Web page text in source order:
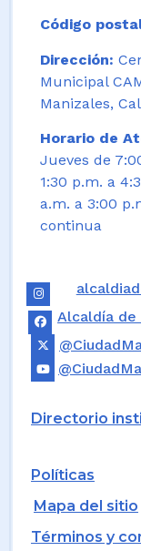
Código
Dirección:
Municipal
Manizales,
Horario de
Jueves de
1:30 p.m. a
a.m. a 3:00
continua
Alcaldía de
Directorio
Políticas
Mapa del sitio
Términos y